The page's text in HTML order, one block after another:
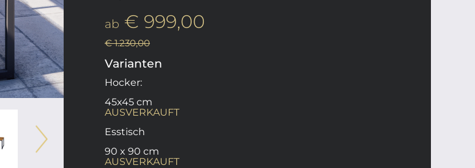
ab € 999,00
€ 1.230,00
Varianten
Hocker:
45x45 cm
AUSVERKAUFT
Esstisch
90 x 90 cm
AUSVERKAUFT